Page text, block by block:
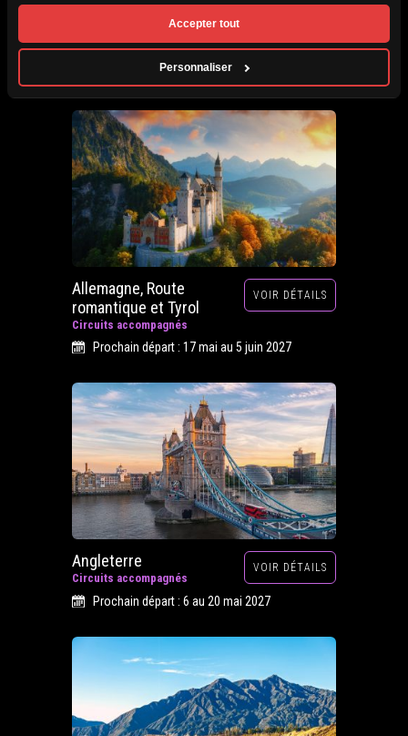
Accepter tout
Personnaliser
Allemagne, Route
romantique et Tyrol
Circuits accompagnés
VOIR DÉTAILS
Prochain départ : 17 mai au 5 juin 2027
Angleterre
Circuits accompagnés
VOIR DÉTAILS
Prochain départ : 6 au 20 mai 2027